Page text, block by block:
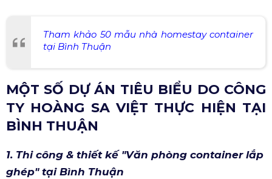
Tham khảo 50 mẫu nhà homestay container
tại Bình Thuận
MỘT SỐ DỰ ÁN TIÊU BIỂU DO CÔNG
TY HOÀNG SA VIỆT THỰC HIỆN TẠI
BÌNH THUẬN
1. Thi công & thiết kế "Văn phòng container lắp
ghép" tại Bình Thuận